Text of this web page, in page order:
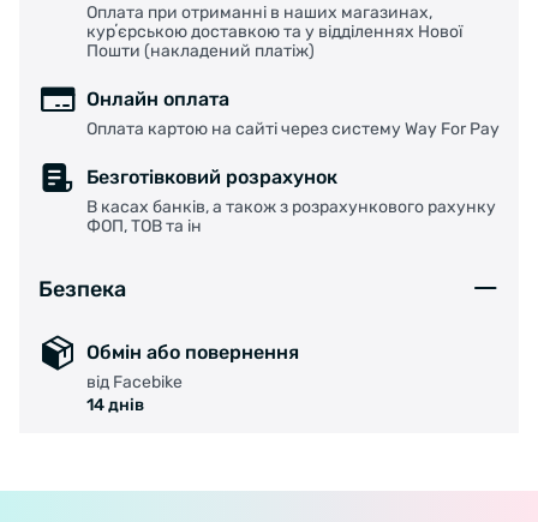
Оплата при отриманні в наших магазинах,
курʼєрською доставкою та у відділеннях Нової
Пошти (накладений платіж)
Онлайн оплата
Оплата картою на сайті через систему Way For Pay
Безготівковий розрахунок
В касах банків, а також з розрахункового рахунку
ФОП, ТОВ та ін
Безпека
Обмін або повернення
від Facebike
14 днів